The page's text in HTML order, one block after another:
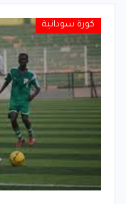
كورة سودانية